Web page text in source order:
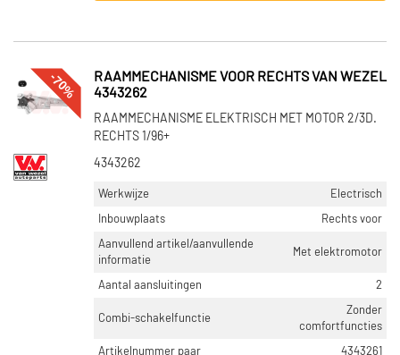
-70%
RAAMMECHANISME VOOR RECHTS VAN WEZEL
4343262
RAAMMECHANISME ELEKTRISCH MET MOTOR 2/3D.
RECHTS 1/96+
4343262
Werkwijze
Electrisch
Inbouwplaats
Rechts voor
Aanvullend artikel/aanvullende
informatie
Met elektromotor
Aantal aansluitingen 2
Combi-schakelfunctie
Zonder
comfortfuncties
Artikelnummer paar
4343261